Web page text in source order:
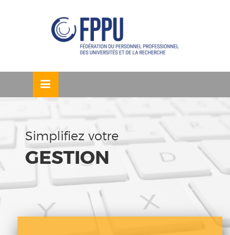
Simplifiez votre
GESTION